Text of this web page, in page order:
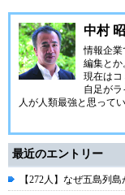
中村
情報企業
編集とか
現在はコ
自足が
人が人類最強と思ってい
最近のエントリー
【272人】なぜ五島列